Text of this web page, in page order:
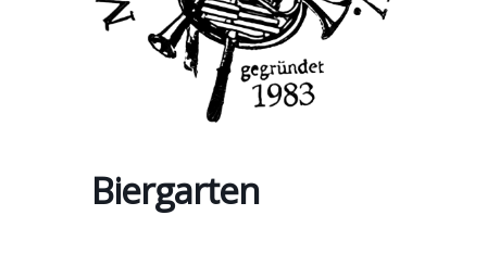
Biergarten